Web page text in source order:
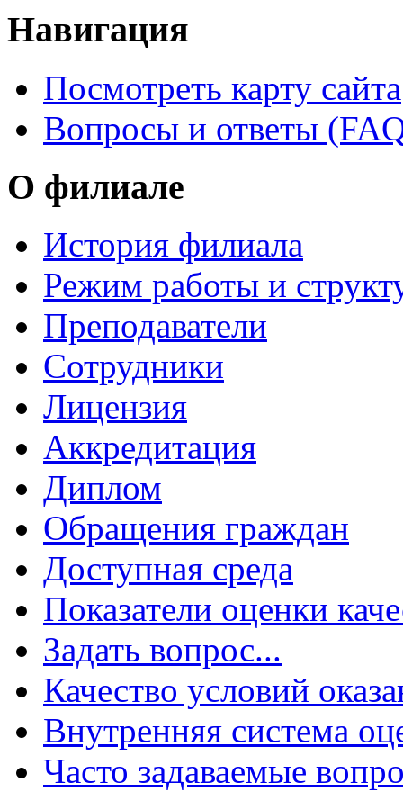
Навигация
Посмотреть карту сайта
Вопросы и ответы
О филиале
История филиала
Режим работы и
Преподаватели
Сотрудники
Лицензия
Аккредитация
Диплом
Обращения граждан
Доступная среда
Показатели оценки
Задать вопрос...
Качество условий
Внутренняя система
Часто задаваемые